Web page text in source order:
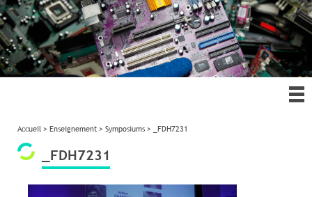
Accueil> Enseignement> Symposiums> _FDH7231
_FDH7231